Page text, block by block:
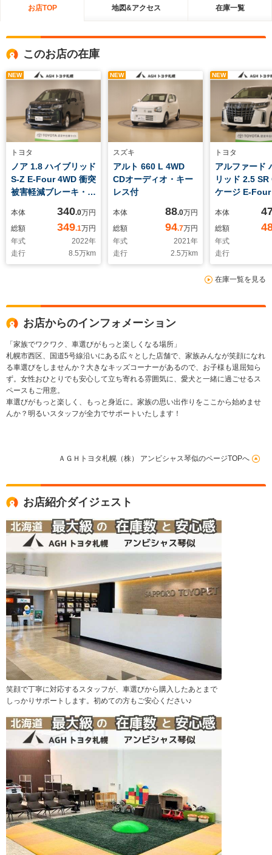
お店TOP 地図&アクセス 在庫一覧
このお店の在庫
NEW
トヨタ
ノア 1.8 ハイブリッド
S-Z E-Four 4WD 衝突
被害軽減ブレーキ・バ
本体 340.0万円
総額
349.1万円
年式
2022年
走行
8.5万km
NEW
スズキ
アルト 660 L 4WD
CDオーディオ・キー
レス付
本体 88.0万円
総額
94.7万円
年式
2021年
走行
2.5万km
NEW
トヨタ
アルファード
リッド 2.5 SR
ケージ E-
キ・メモリー
本体
総額
年式
走行
在庫一覧を見る
お店からのインフォメーション
「家族でワクワク、車選びがもっと楽しくなる場所」
札幌市西区、国道5号線沿いにある広々とした店舗で、家族みんなが笑顔になれ
る車選びをしませんか？大きなキッズコーナーがあるので、お子様も退屈知ら
ず。女性おひとりでも安心して立ち寄れる雰囲気に、愛犬と一緒に過ごせるス
ペースもご用意。
車選びがもっと楽しく、もっと身近に。家族の思い出作りをここから始めませ
んか？明るいスタッフが全力でサポートいたします！
ＡＧＨトヨタ札幌（株） アンビシャス琴似のページTOPへ
お店紹介ダイジェスト
笑顔で丁寧に対応するスタッフが、車選びから購入したあとまで
しっかりサポートします。初めての方もご安心ください♪